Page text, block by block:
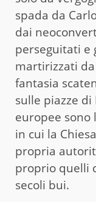
spada da
dai
perseguitati e
martirizzati
fantasia
sulle piazze
europee sono
in cui la
propria
proprio quelli
secoli bui.